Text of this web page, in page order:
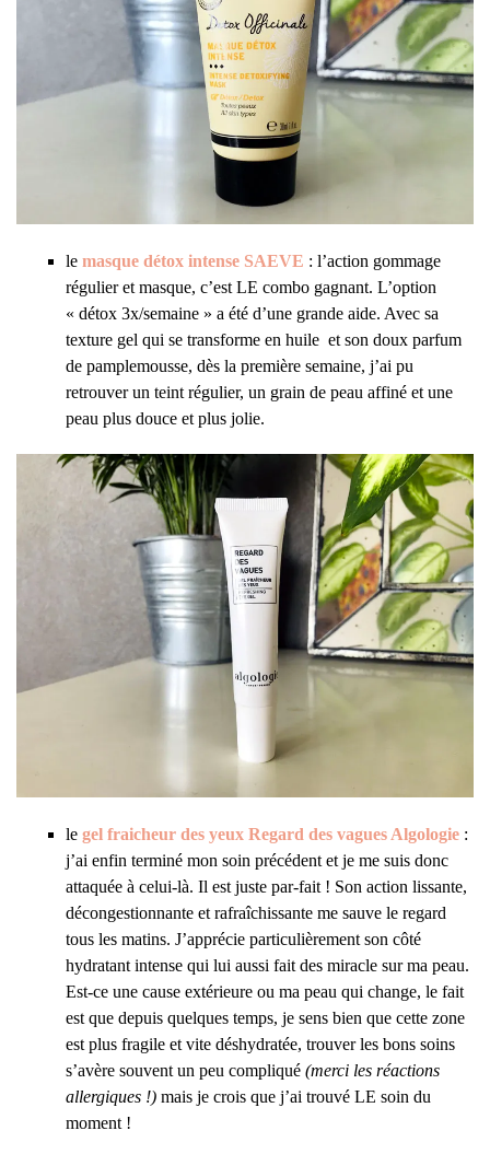
le masque détox intense SAEVE : l’action gommage
régulier et masque, c’est LE combo gagnant. L’option
« détox 3x/semaine » a été d’une grande aide. Avec sa
texture gel qui se transforme en huile et son doux parfum
de pamplemousse, dès la première semaine, j’ai pu
retrouver un teint régulier, un grain de peau affiné et une
peau plus douce et plus jolie.
le gel fraicheur des yeux Regard des vagues Algologie :
j’ai enfin terminé mon soin précédent et je me suis donc
attaquée à celui-là. Il est juste par-fait ! Son action lissante,
décongestionnante et rafraîchissante me sauve le regard
tous les matins. J’apprécie particulièrement son côté
hydratant intense qui lui aussi fait des miracle sur ma peau.
Est-ce une cause extérieure ou ma peau qui change, le fait
est que depuis quelques temps, je sens bien que cette zone
est plus fragile et vite déshydratée, trouver les bons soins
s’avère souvent un peu compliqué (merci les réactions
allergiques !) mais je crois que j’ai trouvé LE soin du
moment !